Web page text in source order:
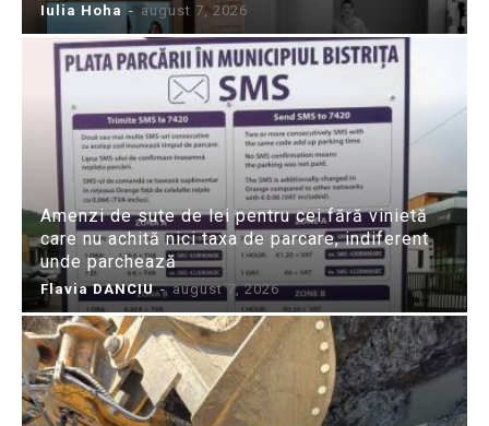
Iulia Hoha - august 7, 2026
Amenzi de sute de lei pentru cei fără vinietă
care nu achită nici taxa de parcare, indiferent
unde parchează
Flavia DANCIU - august 7, 2026